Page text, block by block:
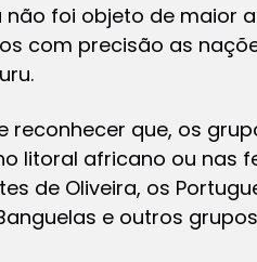
foi objeto de maior
com precisão as
reconhecer que, os
litoral africano ou nas
de Oliveira, os
e outros